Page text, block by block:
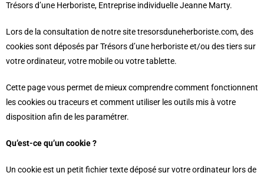
Trésors d’une Herboriste, Entreprise individuelIe Jeanne Marty.
Lors de la consultation de notre site tresorsduneherboriste.com, des
cookies sont déposés par Trésors d’une herboriste et/ou des tiers sur
votre ordinateur, votre mobile ou votre tablette.
Cette page vous permet de mieux comprendre comment fonctionnent
les cookies ou traceurs et comment utiliser les outils mis à votre
disposition afin de les paramétrer.
Qu’est-ce qu’un cookie ?
Un cookie est un petit fichier texte déposé sur votre ordinateur lors de